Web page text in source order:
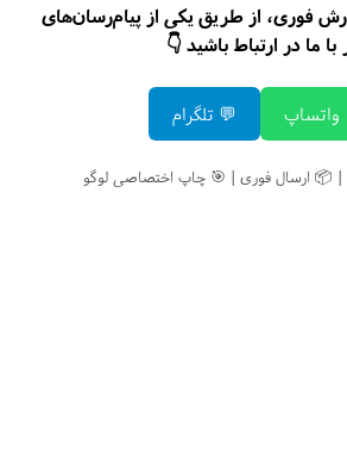
فوری، از طریق یکی از پیام‌رسان‌های
با ما در ارتباط باشید 👇
واتساپ 💬 تلگرام
📦 ارسال فوری | 🎯 چاپ اختصاصی لوگو